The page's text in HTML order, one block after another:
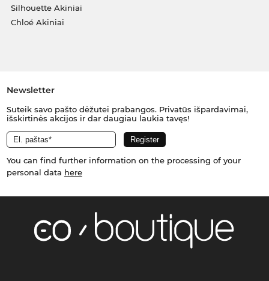
Silhouette Akiniai
Chloé Akiniai
Newsletter
Suteik savo pašto dėžutei prabangos. Privatūs išpardavimai,
išskirtinės akcijos ir dar daugiau laukia tavęs!
You can find further information on the processing of your
personal data here